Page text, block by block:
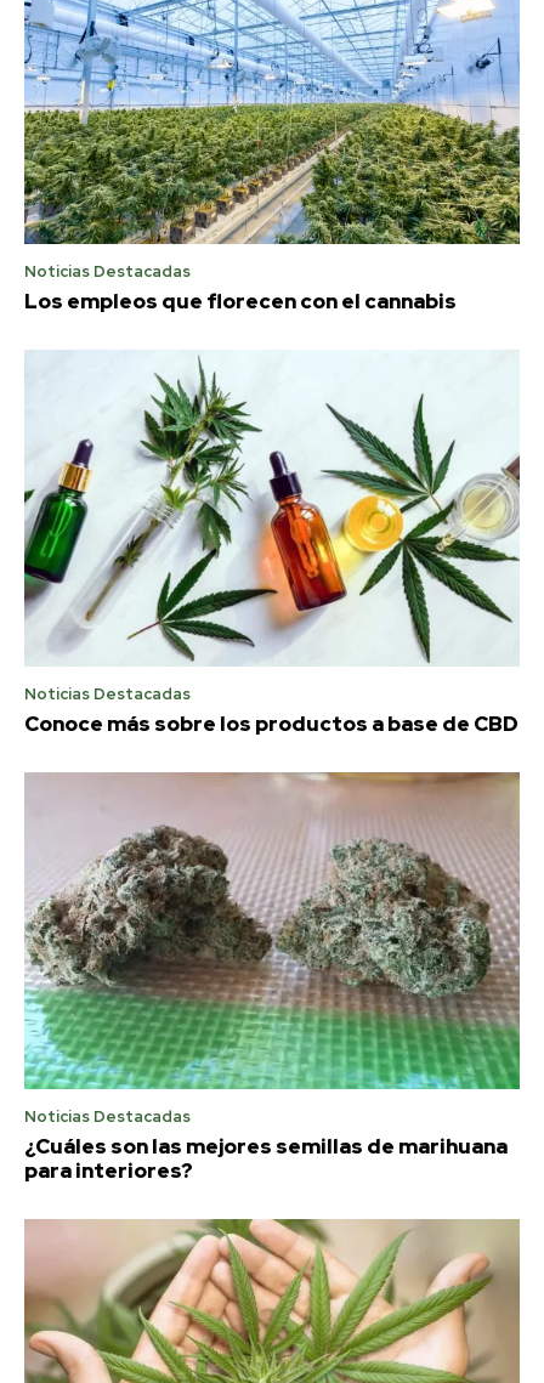
Noticias Destacadas
Los empleos que florecen con el cannabis
Noticias Destacadas
Conoce más sobre los productos a base de CBD
Noticias Destacadas
¿Cuáles son las mejores semillas de marihuana
para interiores?